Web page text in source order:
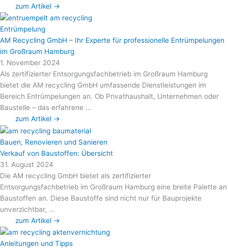
zum Artikel →
Entrümpelung
AM Recycling GmbH – Ihr Experte für professionelle Entrümpelungen
im Großraum Hamburg
1. November 2024
Als zertifizierter Entsorgungsfachbetrieb im Großraum Hamburg
bietet die AM recycling GmbH umfassende Dienstleistungen im
Bereich Entrümpelungen an. Ob Privathaushalt, Unternehmen oder
Baustelle – das erfahrene ...
zum Artikel →
Bauen, Renovieren und Sanieren
Verkauf von Baustoffen: Übersicht
31. August 2024
Die AM recycling GmbH bietet als zertifizierter
Entsorgungsfachbetrieb im Großraum Hamburg eine breite Palette an
Baustoffen an. Diese Baustoffe sind nicht nur für Bauprojekte
unverzichtbar, ...
zum Artikel →
Anleitungen und Tipps